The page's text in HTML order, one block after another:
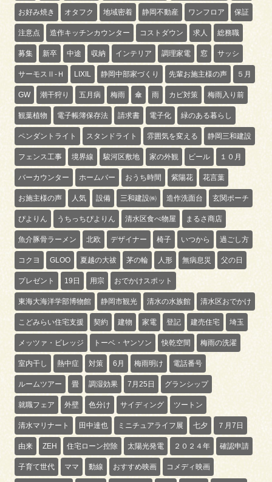
お好み焼き オタフク 地域密着 静岡不動産 ワンフロア 保証
注意点 造作キッチンカウンター コストダウン 求人 総務職
募集 新卒 中途 収納 インテリア 調理家電 窓 サッシ
サーモスⅡ-Ｈ LIXIL 静岡中部家づくり 先輩お施主様の声 ５月
GW 潮干狩り 五月病 梅雨 傘 雨 カビ対策 梅雨入り前
観葉植物 電子帳簿保存法 請求書 電子化 緑のある暮らし
ペンダントライト スタンドライト 雰囲気を変える 静岡三和建設
フェンス工事 境界線 駿河区敷地 家の外観 ビール １０月
バーカウンター ホームバー おうち時間 紫陽花 花言葉
お施主様の声 人気 設備 三和建設㈱ 造作洗面台 玄関ポーチ
ぴよりん うちっちぴよりん 清水区食べ物屋 まるさ商店
魚介豚骨ラーメン 北欧 デザイナー 椅子 いつから 過ごし方
コクヨ GLOO 夏越の大祓 茅の輪 人形 無病息災 父の日
プレゼント 19日 用宗 おでかけスポット
東海大海洋学部博物館 静岡市観光 清水の水族館 清水区おでかけ
こどみらい住宅支援 契約 建物 家電 登記 建売住宅 埼玉
メッツァ・ビレッジ トーベ・ヤンソン 快乾空間 梅雨の洗濯
室内干し 熱中症 対策 6月 梅雨明け 電話番号
ルームツアー 畳 調湿効果 7月25日 グランシップ
就職フェア 外壁 色分け サイディング ツートン
清水マリナート 田中達也 ミニチュアライフ展 七夕 ７月7日
由来 ZEH 住宅ローン控除 太陽光発電 ２０２４年 確認申請
子育て世代 ママ 動線 おすすめ映画 コメディ映画